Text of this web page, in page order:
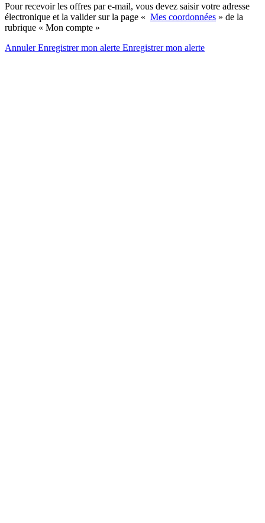
Pour recevoir les offres par e-mail, vous devez saisir votre adresse
électronique et la valider sur la page « Mes coordonnées » de la
rubrique « Mon compte »
AnnulerEnregistrer mon alerte Enregistrermon alerte